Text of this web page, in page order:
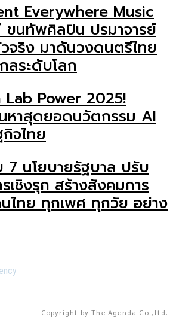
Everywhere Music
ขนทัพศิลปิน ปรมาจารย์
จริง มาดันวงดนตรีไทย
ลระดับโลก
Power 2025!
หาสุดยอดนวัตกรรม AI
จไทย
7 นโยบายรัฐบาล ปรับ
ชิงรุก สร้างสังคมการ
นไทย ทุกเพศ ทุกวัย อย่าง
Copyright by The Agenda Co.,ltd.